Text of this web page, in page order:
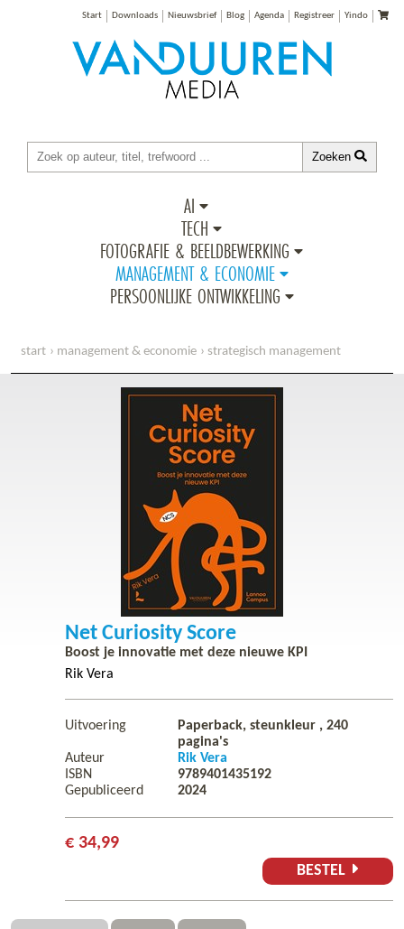
Start Downloads Nieuwsbrief Blog Agenda Registreer Yindo
Zoeken
AI
TECH
FOTOGRAFIE & BEELDBEWERKING
MANAGEMENT & ECONOMIE
PERSOONLIJKE ONTWIKKELING
start management & economie strategisch management
Net Curiosity Score
Boost je innovatie met deze nieuwe KPI
Rik Vera
Uitvoering Paperback, steunkleur , 240
pagina's
Auteur
Rik Vera
ISBN
9789401435192
Gepubliceerd
2024
€ 34,99
BESTEL